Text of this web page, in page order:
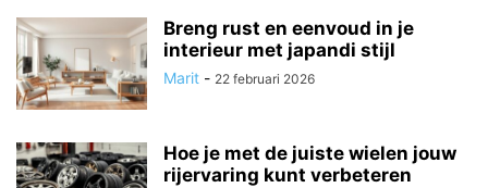
Breng rust en eenvoud in je
interieur met japandi stijl
Marit - 22 februari 2026
Hoe je met de juiste wielen jouw
rijervaring kunt verbeteren